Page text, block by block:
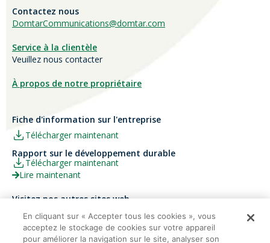
Contactez nous
DomtarCommunications@domtar.com
Service à la clientèle
Veuillez nous contacter
À propos de notre propriétaire
Fiche d'information sur l'entreprise
Télécharger maintenant
Rapport sur le développement durable
Télécharger maintenant
Lire maintenant
Visitez nos autres sites web
Carrières
Ariva
Papier Xerox® Canada
Xerox® Paper USA
En cliquant sur « Accepter tous les cookies », vous
acceptez le stockage de cookies sur votre appareil
pour améliorer la navigation sur le site, analyser son